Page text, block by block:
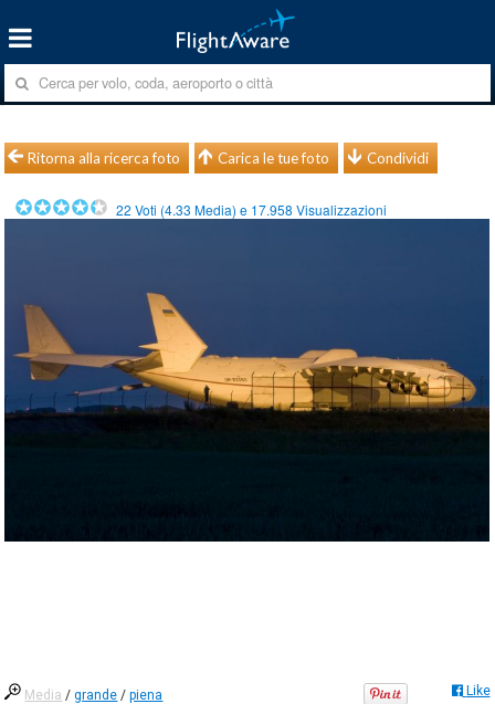
Ritorna alla ricerca foto Carica le tue foto Condividi
22 Voti (4.33 Media) e 17.958 Visualizzazioni
Media /grande /piena Like